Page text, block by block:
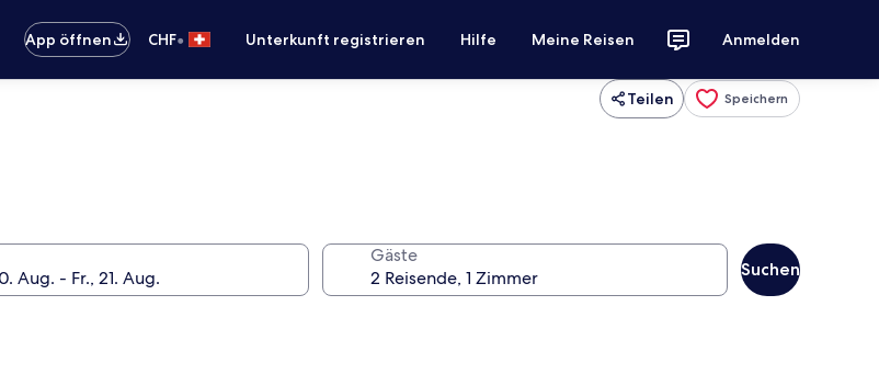
App öffnen CHF• Unterkunft registrieren Hilfe Meine Reisen Anmelden
Teilen Speichern
Gäste
Suchen